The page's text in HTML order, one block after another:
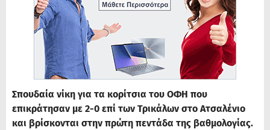
Σπουδαία νίκη για τα κορίτσια του ΟΦΗ που
επικράτησαν με 2-0 επί των Τρικάλων στο Ατσαλένιο
και βρίσκονται στην πρώτη πεντάδα της βαθμολογίας.